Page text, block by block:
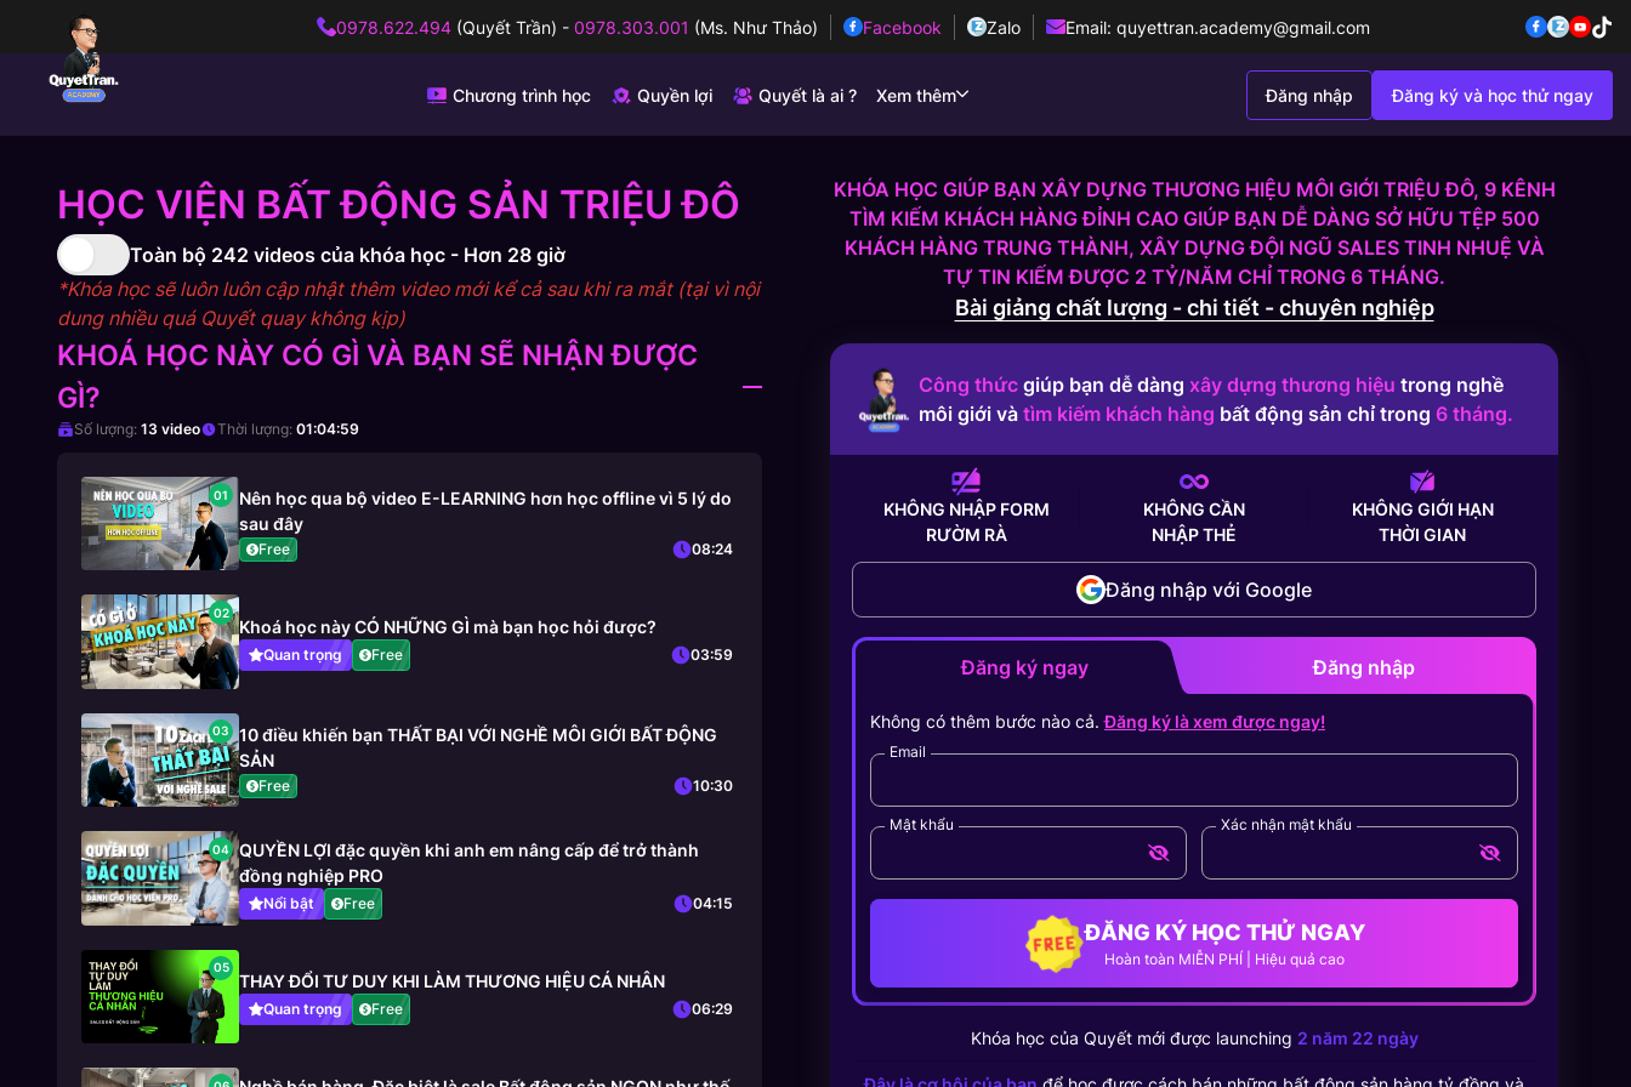
0978.622.494 (Quyết Trần) - 0978.303.001 (Ms. Như Thảo) Facebook Zalo Email: quyettran.academy@gmail.com
Chương trình học Quyền lợi Quyết là ai ? Xem thêm Đăng nhập Đăng ký và học thử ngay
HỌC VIỆN BẤT ĐỘNG SẢN TRIỆU ĐÔ
Toàn bộ 242 videos của khóa học - Hơn 28 giờ
*Khóa học sẽ luôn luôn cập nhật thêm video mới kể cả sau khi ra mắt (tại vì nội
dung nhiều quá Quyết quay không kịp)
KHOÁ HỌC NÀY CÓ GÌ VÀ BẠN SẼ NHẬN ĐƯỢC
GÌ?
Số lượng: 13 video Thời lượng: 01:04:59
01
Nên học qua bộ video E-LEARNING hơn học offline vì 5 lý do
sau đây
Free 08:24
02
Khoá học này CÓ NHỮNG GÌ mà bạn học hỏi được?
Quan trọng Free 03:59
03
10 điều khiến bạn THẤT BẠI VỚI NGHỀ MÔI GIỚI BẤT ĐỘNG
SẢN
Free 10:30
04
QUYỀN LỢI đặc quyền khi anh em nâng cấp để trở thành
đồng nghiệp PRO
Nổi bật Free 04:15
05
THAY ĐỔI TƯ DUY KHI LÀM THƯƠNG HIỆU CÁ NHÂN
Quan trọng Free 06:29
KHÓA HỌC GIÚP BẠN XÂY DỰNG THƯƠNG HIỆU MÔI GIỚI TRIỆU ĐÔ, 9 KÊNH
TÌM KIẾM KHÁCH HÀNG ĐỈNH CAO GIÚP BẠN DỄ DÀNG SỞ HỮU TỆP 500
KHÁCH HÀNG TRUNG THÀNH, XÂY DỰNG ĐỘI NGŨ SALES TINH NHUỆ VÀ
TỰ TIN KIẾM ĐƯỢC 2 TỶ/NĂM CHỈ TRONG 6 THÁNG.
Bài giảng chất lượng - chi tiết - chuyên nghiệp
Công thức giúp bạn dễ dàng xây dựng thương hiệu trong nghề
môi giới và tìm kiếm khách hàng bất động sản chỉ trong 6 tháng.
KHÔNG NHẬP FORM
RƯỜM RÀ
KHÔNG CẦN
NHẬP THẺ
KHÔNG GIỚI HẠN
THỜI GIAN
Đăng nhập với Google
Đăng ký ngay Đăng nhập
Không có thêm bước nào cả.Đăng ký là xem được ngay!
Email
Mật khẩu Xác nhận mật khẩu
ĐĂNG KÝ HỌC THỬ NGAY
Hoàn toàn MIỄN PHÍ | Hiệu quả cao
Khóa học của Quyếtmới được launching 2 năm 22 ngày